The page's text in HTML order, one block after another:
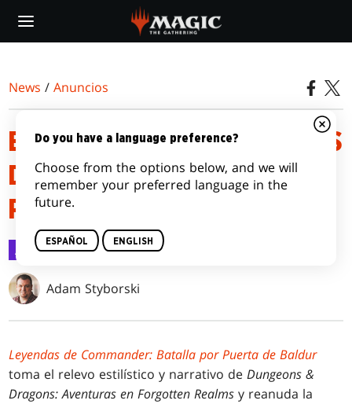
main
News /Anuncios
ECHA UN VISTAZO A LEYENDAS
DE COMMANDER: BATALLA
POR PUERTA DE BALDUR
Anuncios 25 mar 2022
Adam Styborski
Leyendas de Commander: Batalla por Puerta de Baldur
toma el relevo estilístico y narrativo deDungeons &
Dragons: Aventuras en Forgotten Realms y reanuda la
Do you have a language preference?
Choose from the options below, and we will
remember your preferred language in the
future.
ESPAÑOL ENGLISH